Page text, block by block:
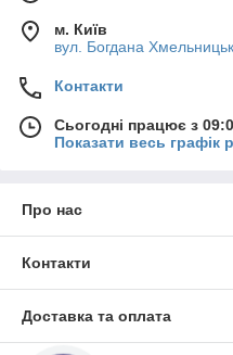
м. Київ
вул. Богдана
Контакти
Сьогодні працює з
Показати весь графік
Про нас
Контакти
Доставка та оплата